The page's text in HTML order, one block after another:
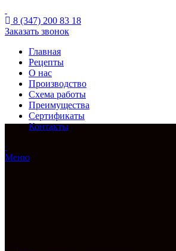
8 (347) 200 83 18
Заказать звонок
Главная
Рецепты
О нас
Производство
Схема работы
Преимущества
Сертификаты
Контакты
Меню